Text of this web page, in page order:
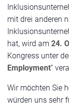
mit drei anderen
hat, wird am 24.
Kongress unter
Employment“
Wir möchten Sie
würden uns sehr